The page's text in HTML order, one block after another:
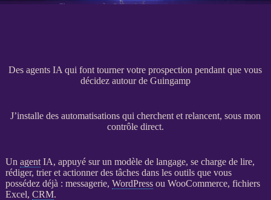
Des agents IA qui font tourner votre prospection pendant que vous
décidez autour de Guingamp
J’installe des automatisations qui cherchent et relancent, sous mon
contrôle direct.
Un agent IA, appuyé sur un modèle de langage, se charge de lire,
rédiger, trier et actionner des tâches dans les outils que vous
possédez déjà : messagerie, WordPressou WooCommerce, fichiers
Excel, CRM.